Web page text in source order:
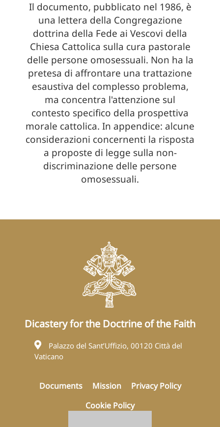
Il documento, pubblicato nel 1986, è
una lettera della Congregazione
dottrina della Fede ai Vescovi della
Chiesa Cattolica sulla cura pastorale
delle persone omosessuali. Non ha la
pretesa di affrontare una trattazione
esaustiva del complesso problema,
ma concentra l'attenzione sul
contesto specifico della prospettiva
morale cattolica. In appendice: alcune
considerazioni concernenti la risposta
a proposte di legge sulla non-
discriminazione delle persone
omosessuali.
Dicastery for the Doctrine of the Faith
Palazzo del Sant’Uffizio, 00120 Città del
Vaticano
Documents Mission
Privacy Policy
Cookie Policy